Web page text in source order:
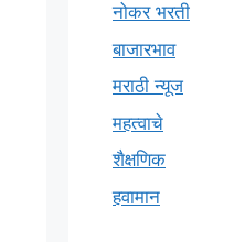
नोकर भरती
बाजारभाव
मराठी न्यूज
महत्वाचे
शैक्षणिक
हवामान